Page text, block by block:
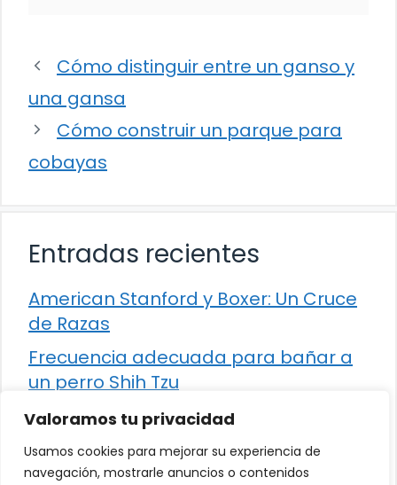
Valoramos tu privacidad
Usamos cookies para mejorar su experiencia de
navegación, mostrarle anuncios o contenidos
Cómo distinguir entre un ganso y
una gansa
Cómo construir un parque para
cobayas
Entradas recientes
American Stanford y Boxer: Un Cruce
de Razas
Frecuencia adecuada para bañar a
un perro Shih Tzu
Comparación entre Apache Storm y
Spark Streaming
Cómo detener la diarrea en un gato